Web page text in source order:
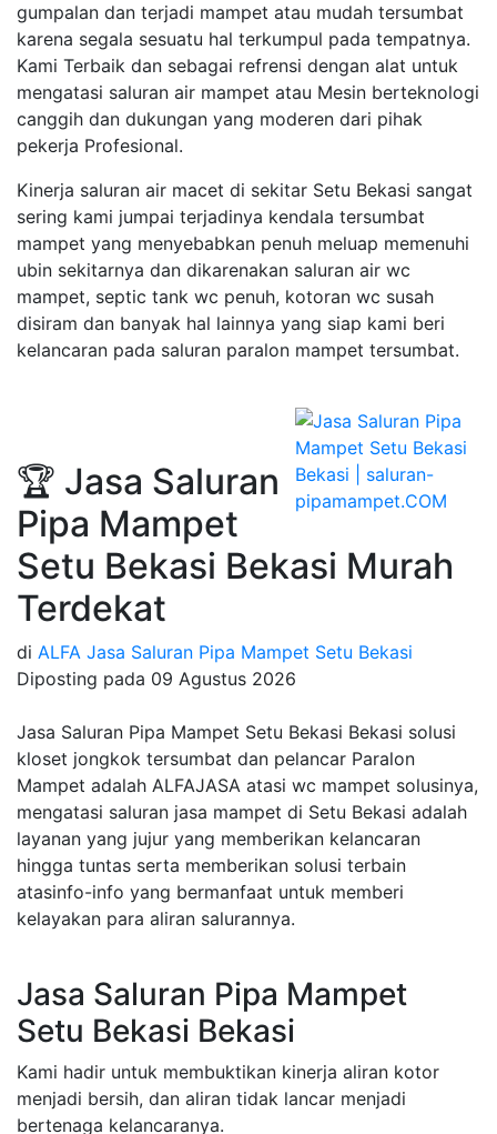
gumpalan dan terjadi mampet atau mudah tersumbat
karena segala sesuatu hal terkumpul pada tempatnya.
Kami Terbaik dan sebagai refrensi dengan alat untuk
mengatasi saluran air mampet atau Mesin berteknologi
canggih dan dukungan yang moderen dari pihak
pekerja Profesional.
Kinerja saluran air macet di sekitar Setu Bekasi sangat
sering kami jumpai terjadinya kendala tersumbat
mampet yang menyebabkan penuh meluap memenuhi
ubin sekitarnya dan dikarenakan saluran air wc
mampet, septic tank wc penuh, kotoran wc susah
disiram dan banyak hal lainnya yang siap kami beri
kelancaran pada saluran paralon mampet tersumbat.
🏆 Jasa Saluran
Pipa Mampet
Setu Bekasi Bekasi Murah
Terdekat
di ALFA Jasa Saluran Pipa Mampet Setu Bekasi
Diposting pada 09 Agustus 2026
Jasa Saluran Pipa Mampet Setu Bekasi Bekasi solusi
kloset jongkok tersumbat dan pelancar Paralon
Mampet adalah ALFAJASA atasi wc mampet solusinya,
mengatasi saluran jasa mampet di Setu Bekasi adalah
layanan yang jujur yang memberikan kelancaran
hingga tuntas serta memberikan solusi terbain
atasinfo-info yang bermanfaat untuk memberi
kelayakan para aliran salurannya.
Jasa Saluran Pipa Mampet
Setu Bekasi Bekasi
Kami hadir untuk membuktikan kinerja aliran kotor
menjadi bersih, dan aliran tidak lancar menjadi
bertenaga kelancaranya.